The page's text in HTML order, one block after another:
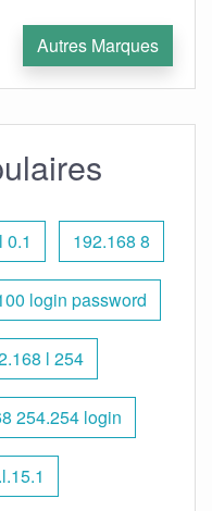
Autres Marques
0.1 192.168 8
login password
l 254
254.254 login